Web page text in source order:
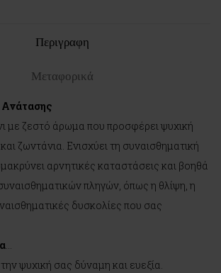
Περιγραφη
Μεταφορικά
Ανάτασης
με ζεστό άρωμα που προσφέρει ψυχική
ζωντάνια. Ενισχύει τη συναισθηματική
αρνητικές καταστάσεις και βοηθά
πληγών, όπως η θλίψη, η
δυσκολίες που σας
...
ψυχική σας δύναμη και ευεξία.